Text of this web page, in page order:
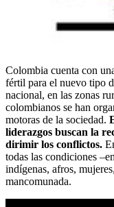
Colombia cuenta con
fértil para el nuevo tipo
nacional, en las zonas
colombianos se han
motoras de la sociedad.
liderazgos buscan la
dirimir los conflictos.
todas las condiciones
indígenas, afros,
mancomunada.